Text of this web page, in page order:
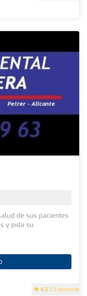
4.2 (13 opiniones)
de sus pacientes
y pida su